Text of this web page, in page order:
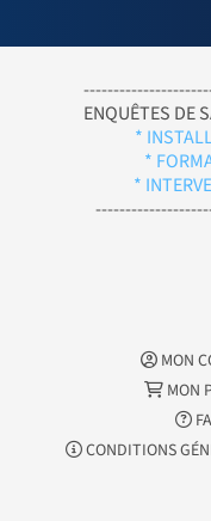
ENQUÊTES DE
*
*
*
MON
MON
CONDITIONS